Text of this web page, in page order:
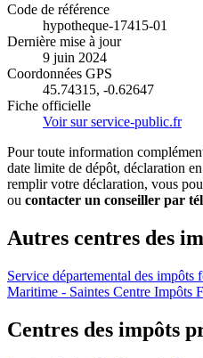
Code de référence
hypotheque-17415-01
Dernière mise à jour
9 juin 2024
Coordonnées GPS
45.74315, -0.62647
Fiche officielle
Voir sur service-public.fr
Pour toute information
date limite de dépôt, déclaration
remplir votre déclaration, vous
ou contacter un conseiller par
Autres centres des
Service départemental des
Maritime - Saintes Centre Impôts
Centres des impôts